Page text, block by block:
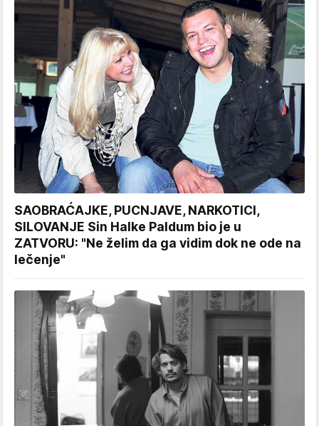
SAOBRAĆAJKE, PUCNJAVE, NARKOTICI,
SILOVANJE Sin Halke Paldum bio je u
ZATVORU: "Ne želim da ga vidim dok ne ode na
lečenje"